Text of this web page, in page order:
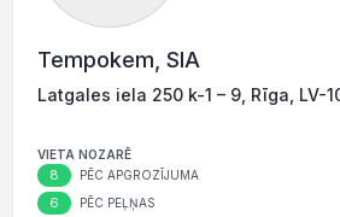
Tempokem, SIA
Latgales iela 250 k-1 – 9, Rīga, LV-
VIETA NOZARĒ
8 PĒC APGROZĪJUMA
6 PĒC PEĻŅAS